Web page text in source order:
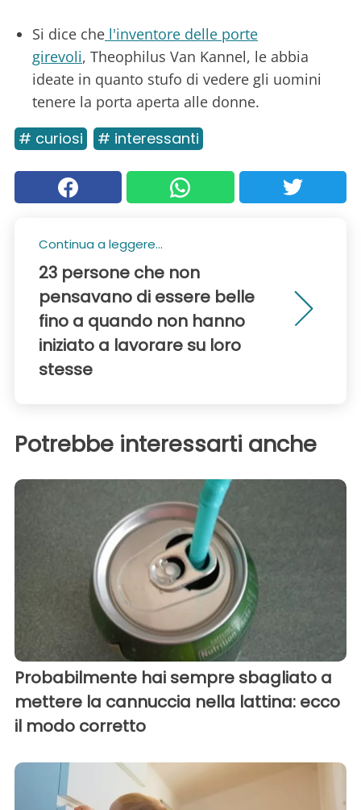
Si dice che l'inventore delle porte
girevoli, Theophilus Van Kannel, le abbia
ideate in quanto stufo di vedere gli uomini
tenere la porta aperta alle donne.
# curiosi # interessanti
Continua a leggere...
23 persone che non
pensavano di essere belle
fino a quando non hanno
iniziato a lavorare su loro
stesse
Potrebbe interessarti anche
Probabilmente hai sempre sbagliato a
mettere la cannuccia nella lattina: ecco
il modo corretto